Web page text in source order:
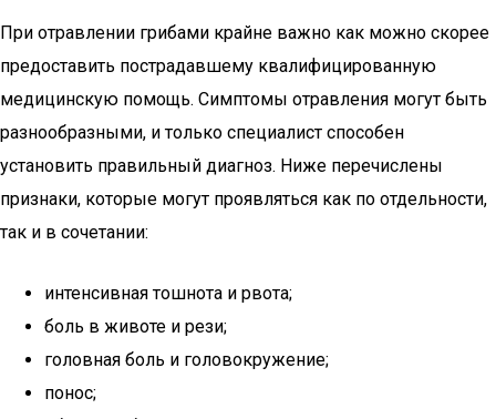
При отравлении грибами крайне важно как можно скорее
предоставить пострадавшему квалифицированную
медицинскую помощь. Симптомы отравления могут быть
разнообразными, и только специалист способен
установить правильный диагноз. Ниже перечислены
признаки, которые могут проявляться как по отдельности,
так и в сочетании:
интенсивная тошнота и рвота;
боль в животе и рези;
головная боль и головокружение;
понос;